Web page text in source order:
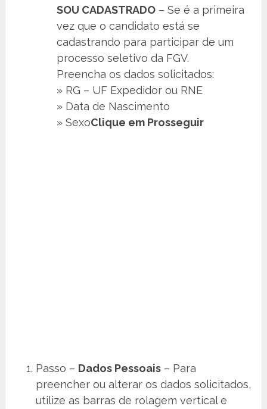
SOU CADASTRADO– Se é a primeira
vez que o candidato está se
cadastrando para participar de um
processo seletivo da FGV.
Preencha os dados solicitados:
» RG – UF Expedidor ou RNE
» Data de Nascimento
» SexoClique em Prosseguir
Passo – Dados Pessoais – Para
preencher ou alterar os dados solicitados,
utilize as barras de rolagem vertical e